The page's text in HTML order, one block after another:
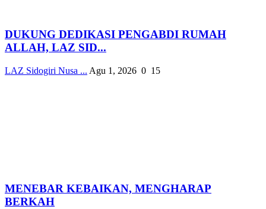
DUKUNG DEDIKASI PENGABDI RUMAH
ALLAH, LAZ SID...
LAZ Sidogiri Nusa ... Agu 1, 2026 0 15
MENEBAR KEBAIKAN, MENGHARAP
BERKAH